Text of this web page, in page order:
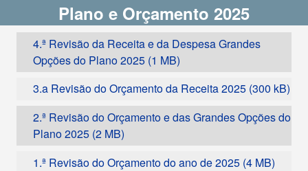
Plano e Orçamento 2025
4.ª Revisão da Receita e da Despesa Grandes
Opções do Plano 2025
3.a Revisão do Orçamento da Receita 2025
2.ª Revisão do Orçamento e das Grandes Opções do
Plano 2025
1.ª Revisão do Orçamento do ano de 2025